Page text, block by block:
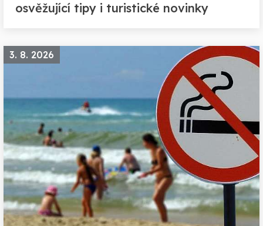
osvěžující tipy i turistické novinky
3. 8. 2026